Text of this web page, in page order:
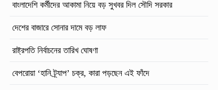
বাংলাদেশি কর্মীদের আকামা নিয়ে বড় সুখবর দিল সৌদি সরকার
দেশের বাজারে সোনার দামে বড় লাফ
রাষ্ট্রপতি নির্বাচনের তারিখ ঘোষণা
বেপরোয়া ‘হানি ট্র্যাপ’ চক্র, কারা পড়ছেন এই ফাঁদে